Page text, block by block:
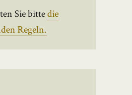
Sie bittedie
Regeln.